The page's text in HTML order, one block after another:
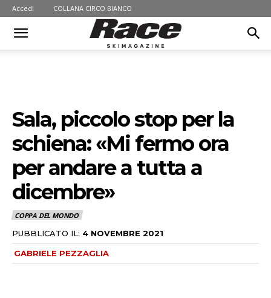
Accedi COLLANA CIRCO BIANCO
Sala, piccolo stop per la
schiena: «Mi fermo ora
per andare a tutta a
dicembre»
COPPA DEL MONDO
PUBBLICATO IL: 4 NOVEMBRE 2021
GABRIELE PEZZAGLIA